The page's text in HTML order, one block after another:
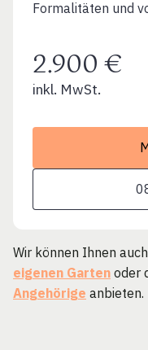
Formalitäten und
2.900 €
inkl. MwSt.
Wir können Ihnen
eigenen Garten oder
Angehörige anbieten.